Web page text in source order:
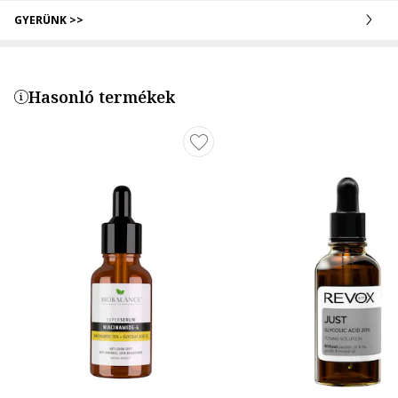
GYERÜNK >>
Hasonló termékek